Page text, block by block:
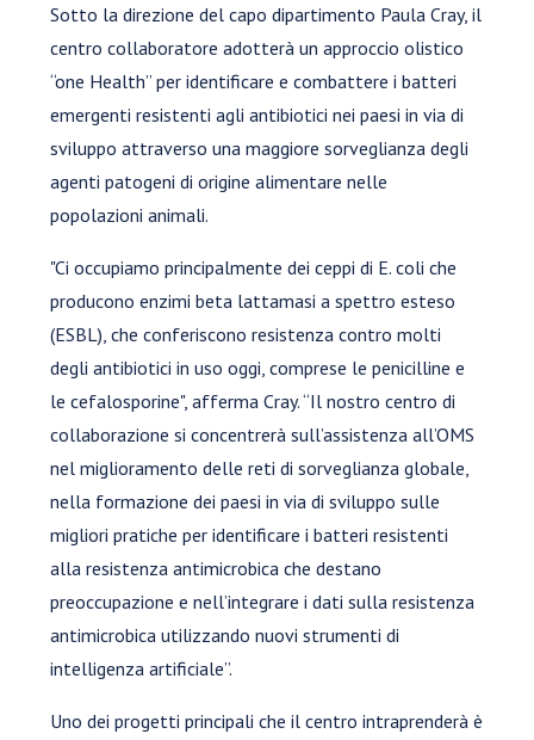
Sotto la direzione del capo dipartimento Paula Cray, il
centro collaboratore adotterà un approccio olistico
“one Health” per identificare e combattere i batteri
emergenti resistenti agli antibiotici nei paesi in via di
sviluppo attraverso una maggiore sorveglianza degli
agenti patogeni di origine alimentare nelle
popolazioni animali.
"Ci occupiamo principalmente dei ceppi di E. coli che
producono enzimi beta lattamasi a spettro esteso
(ESBL), che conferiscono resistenza contro molti
degli antibiotici in uso oggi, comprese le penicilline e
le cefalosporine", afferma Cray. “Il nostro centro di
collaborazione si concentrerà sull’assistenza all’OMS
nel miglioramento delle reti di sorveglianza globale,
nella formazione dei paesi in via di sviluppo sulle
migliori pratiche per identificare i batteri resistenti
alla resistenza antimicrobica che destano
preoccupazione e nell’integrare i dati sulla resistenza
antimicrobica utilizzando nuovi strumenti di
intelligenza artificiale”.
Uno dei progetti principali che il centro intraprenderà è